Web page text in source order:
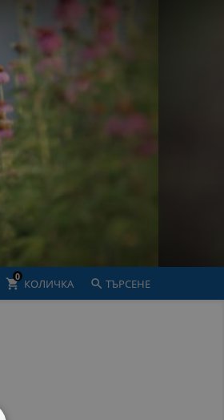
 ТЪРСЕНЕ
shopping_cart КОЛИЧКА
0